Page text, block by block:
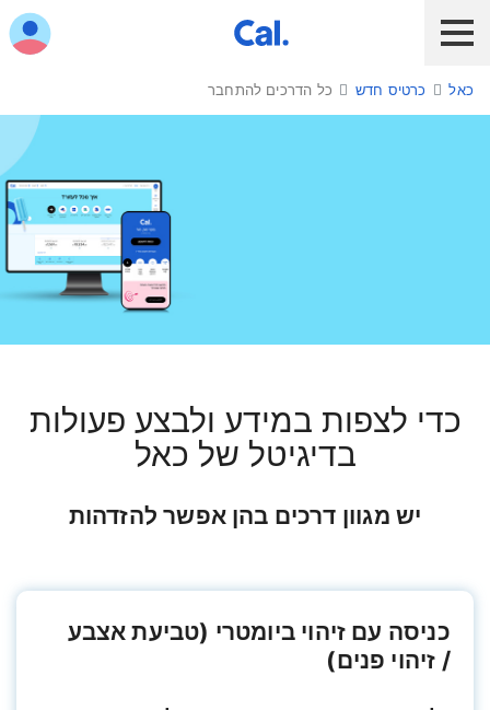
לקוח כאל לקוח Diners Club
כרטיס חדש
כאל כרטיס חדש כל הדרכים להתחבר
כדי לצפות במידע ולבצע פעולות
בדיגיטל של כאל
יש מגוון דרכים בהן אפשר להזדהות
כניסה עם זיהוי ביומטרי (טביעת אצבע
/ זיהוי פנים)